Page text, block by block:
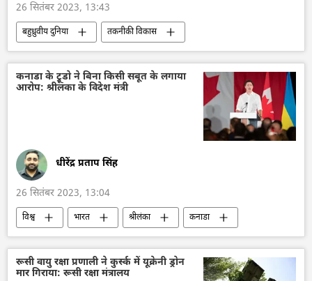
26 सितंबर 2023, 13:43
बहुध्रुवीय दुनिया
तकनीकी विकास
वैवाहिक उम्र
जलवायु परिवर्तन
गर्मी की लहर
यूनाइटेड किंगडम
कनाडा के ट्रूडो ने बिना किसी सबूत के लगाया
आरोप: श्रीलंका के विदेश मंत्री
धीरेंद्र प्रताप सिंह
26 सितंबर 2023, 13:04
विश्व भारत श्रीलंका
कनाडा
विदेश मंत्रालय
यूक्रेन वोलोडिमिर ज़ेलेंस्की
रूसी वायु रक्षा प्रणाली ने कुर्स्क में यूक्रेनी ड्रोन
मार गिराया: रूसी रक्षा मंत्रालय